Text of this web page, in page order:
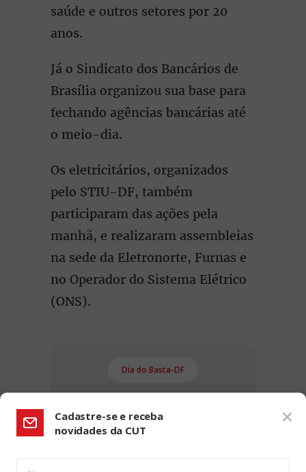
saúde e outros setores por 20
anos.
Já o Sindicato dos Bancários de
Brasília organizou sua base para
fechando agências bancárias até
o meio-dia.
Os eletricitários, organizados
pelo STIU-DF, também
participaram das ações pela
manhã, e realizaram assembleias
na sede da Eletronorte, Furnas e
no Operador do Sistema Elétrico
(ONS).
Dia do Basta-DF
Cadastre-se e receba
novidades da CUT